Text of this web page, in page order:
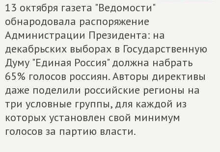
13 октября газета "Ведомости"
обнародовала распоряжение
Администрации Президента: на
декабрьских выборах в Государственную
Думу "Единая Россия" должна набрать
65% голосов россиян. Авторы директивы
даже поделили российские регионы на
три условные группы, для каждой из
которых установлен свой минимум
голосов за партию власти.